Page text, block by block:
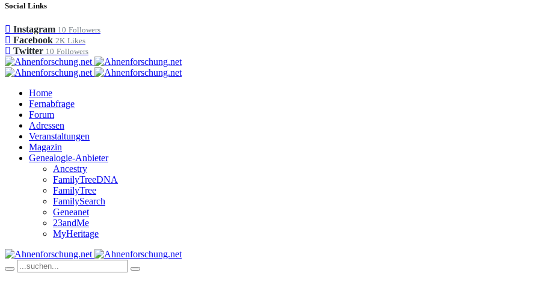
Social Links
Instagram 10 Followers
Facebook 2K Likes
Twitter 10 Followers
Home
Fernabfrage
Forum
Adressen
Veranstaltungen
Magazin
Genealogie-Anbieter
Ancestry
FamilyTreeDNA
FamilyTree
FamilySearch
Geneanet
23andMe
MyHeritage